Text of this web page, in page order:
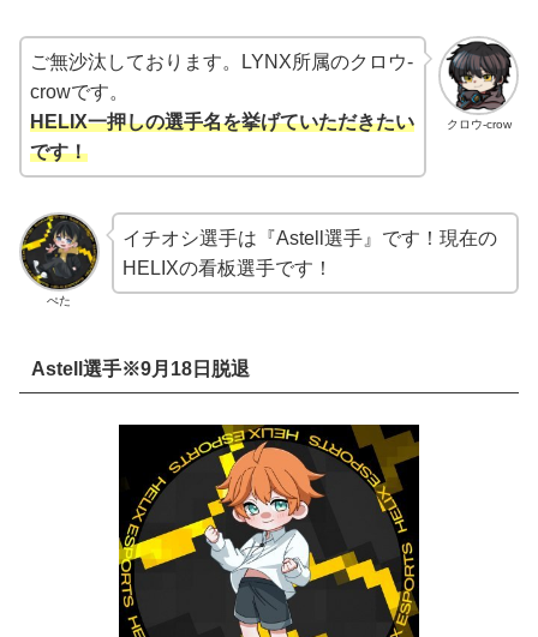
クロウ-crow
ご無沙汰しております。LYNX所属のクロウ-
crowです。
HELIX一押しの選手名を挙げていただきたい
です！
ぺた
イチオシ選手は『Astell選手』です！現在の
HELIXの看板選手です！
Astell選手※9月18日脱退